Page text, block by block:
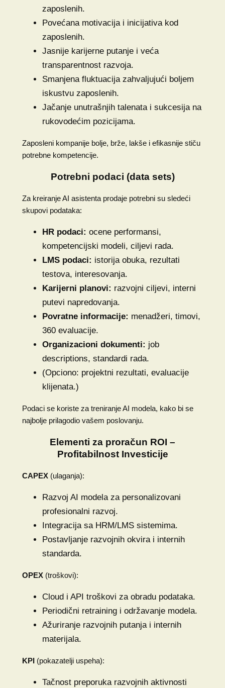
zaposlenih.
Povećana motivacija i inicijativa kod
zaposlenih.
Jasnije karijerne putanje i veća
transparentnost razvoja.
Smanjena fluktuacija zahvaljujući boljem
iskustvu zaposlenih.
Jačanje unutrašnjih talenata i sukcesija na
rukovodećim pozicijama.
Zaposleni kompanije bolje, brže, lakše i efikasnije stiču
potrebne kompetencije.
Potrebni podaci (data sets)
Za kreiranje AI asistenta prodaje potrebni su sledeći
skupovi podataka:
HR podaci: ocene performansi,
kompetencijski modeli, ciljevi rada.
LMS podaci: istorija obuka, rezultati
testova, interesovanja.
Karijerni planovi: razvojni ciljevi, interni
putevi napredovanja.
Povratne informacije: menadžeri, timovi,
360 evaluacije.
Organizacioni dokumenti: job
descriptions, standardi rada.
(Opciono: projektni rezultati, evaluacije
klijenata.)
Podaci se koriste za treniranje AI modela, kako bi se
najbolje prilagodio vašem poslovanju.
Elementi za proračun ROI –
Profitabilnost Investicije
CAPEX (ulaganja):
Razvoj AI modela za personalizovani
profesionalni razvoj.
Integracija sa HRM/LMS sistemima.
Postavljanje razvojnih okvira i internih
standarda.
OPEX (troškovi):
Cloud i API troškovi za obradu podataka.
Periodični retraining i održavanje modela.
Ažuriranje razvojnih putanja i internih
materijala.
KPI (pokazatelji uspeha):
Tačnost preporuka razvojnih aktivnosti